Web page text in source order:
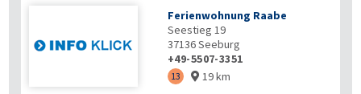
Ferienwohnung Raabe
Seestieg 19
37136Seeburg
+49-5507-3351
13  19 km